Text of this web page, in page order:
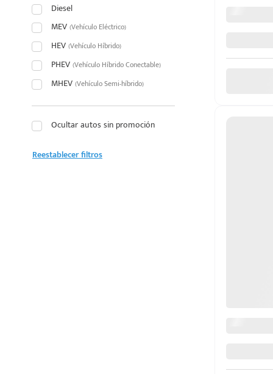
KIA
LEXUS
LINCOLN
MAZDA
Diesel
MEV (Vehículo Eléctrico)
HEV (Vehículo Híbrido)
PHEV (Vehículo Híbrido Conectable)
MHEV (Vehículo Semi-híbrido)
Ocultar autos sin promoción
Reestablecer filtros